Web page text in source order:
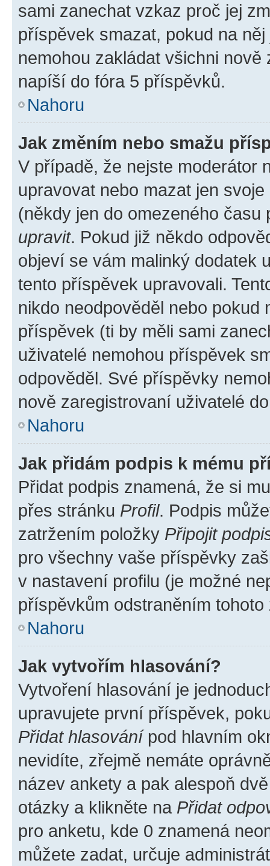
sami zanechat vzkaz proč jej
příspěvek smazat, pokud na
nemohou zakládat všichni
napíší do fóra 5 příspěvků.
Nahoru
Jak změním nebo smažu
V případě, že nejste moderátor
upravovat nebo mazat jen
(někdy jen do omezeného
upravit. Pokud již někdo
objeví se vám malinký dodatek
tento příspěvek upravovali.
nikdo neodpověděl nebo pokud
příspěvek (ti by měli sami
uživatelé nemohou příspěvek
odpověděl. Své příspěvky
nově zaregistrovaní uživatelé
Nahoru
Jak přidám podpis k mému
Přidat podpis znamená, že si
přes stránku Profil. Podpis
zatržením položky Připojit
pro všechny vaše příspěvky
v nastavení profilu (je možné
příspěvkům odstraněním
Nahoru
Jak vytvořím hlasování?
Vytvoření hlasování je
upravujete první příspěvek,
Přidat hlasovánípod hlavním
nevidíte, zřejmě nemáte
název ankety a pak alespoň
otázky a klikněte na Přidat
pro anketu, kde 0 znamená
můžete zadat, určuje